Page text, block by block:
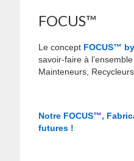
FOCUS™
Le concept FOCUS™
savoir-faire à
Mainteneurs, Recycleurs.
Notre FOCUS™,
futures !